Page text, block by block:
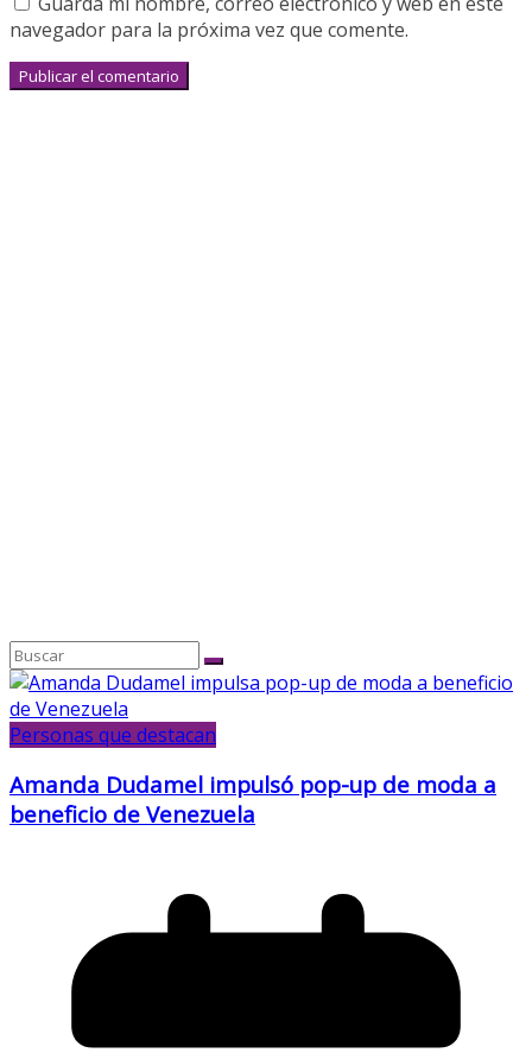
navegador para la próxima vez que comente.
Personas que destacan
Amanda Dudamel impulsó pop-up de moda a
beneficio de Venezuela